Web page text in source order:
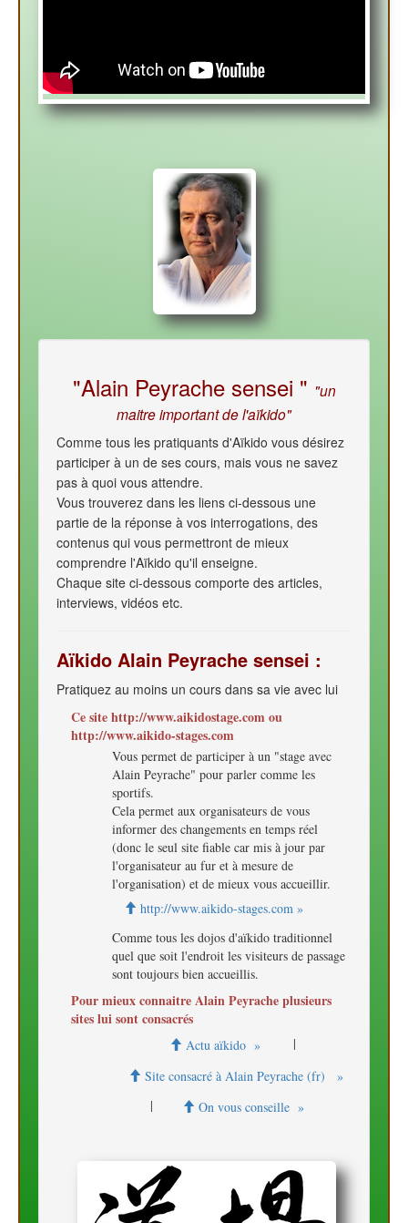
"Alain Peyrache sensei " "un
maitre important de l'aïkido"
Comme tous les pratiquants d'Aïkido vous désirez
participer à un de ses cours, mais vous ne savez
pas à quoi vous attendre.
Vous trouverez dans les liens ci-dessous une
partie de la réponse à vos interrogations, des
contenus qui vous permettront de mieux
comprendre l'Aïkido qu'il enseigne.
Chaque site ci-dessous comporte des articles,
interviews, vidéos etc.
Aïkido Alain Peyrache sensei :
Pratiquez au moins un cours dans sa vie avec lui
Ce site http://www.aikidostage.com ou
http://www.aikido-stages.com
Vous permet de participer à un "stage avec
Alain Peyrache" pour parler comme les
sportifs.
Cela permet aux organisateurs de vous
informer des changements en temps réel
(donc le seul site fiable car mis à jour par
l'organisateur au fur et à mesure de
l'organisation) et de mieux vous accueillir.
http://www.aikido-stages.com »
Comme tous les dojos d'aïkido traditionnel
quel que soit l'endroit les visiteurs de passage
sont toujours bien accueillis.
Pour mieux connaitre Alain Peyrache plusieurs
sites lui sont consacrés
Actu aïkido »
|
Site consacré à Alain Peyrache (fr) »
|
On vous conseille »